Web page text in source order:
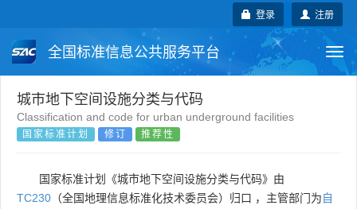
注册
登录
全国标准信息公共服务平台
国家标准 行业标准
团体标准 企业标准
国外标准 技术委员会
城市地下空间设施分类与代码
Classification and code for urban underground facilities
国家标准计划 修订 推荐性
国家标准计划《城市地下空间设施分类与代码》由
TC230 （全国地理信息标准化技术委员会）归口 ，主管部门为自